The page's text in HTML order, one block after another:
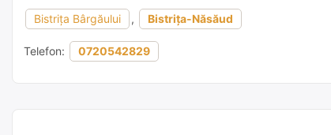
Bistriţa Bârgăului , Bistrița-Năsăud
Telefon: 0720542829